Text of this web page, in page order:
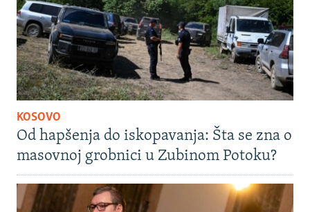
KOSOVO
Od hapšenja do iskopavanja: Šta se zna o
masovnoj grobnici u Zubinom Potoku?